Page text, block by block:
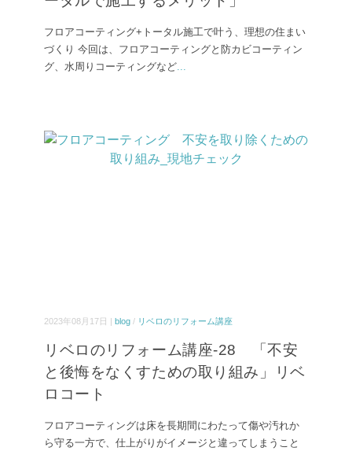
フロアコーティング+トータル施工で叶う、理想の住まい
づくり 今回は、フロアコーティングと防カビコーティン
グ、水周りコーティングなど...
2023年08月17日 | blog / リベロのリフォーム講座
リベロのリフォーム講座-28 「不安
と後悔をなくすための取り組み」リベ
ロコート
フロアコーティングは床を長期間にわたって傷や汚れか
ら守る一方で、仕上がりがイメージと違ってしまうこと